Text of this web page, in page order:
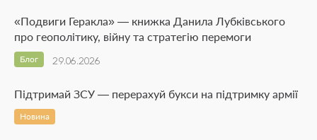
«Подвиги Геракла» — книжка Данила Лубківського
про геополітику, війну та стратегію перемоги
29.06.2026
Блог
Підтримай ЗСУ — перерахуй букси на підтримку армії
Новина